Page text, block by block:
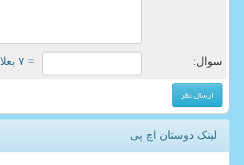
سوال: = ۷ بعلاوه ۴
لینک دوستان اچ پی